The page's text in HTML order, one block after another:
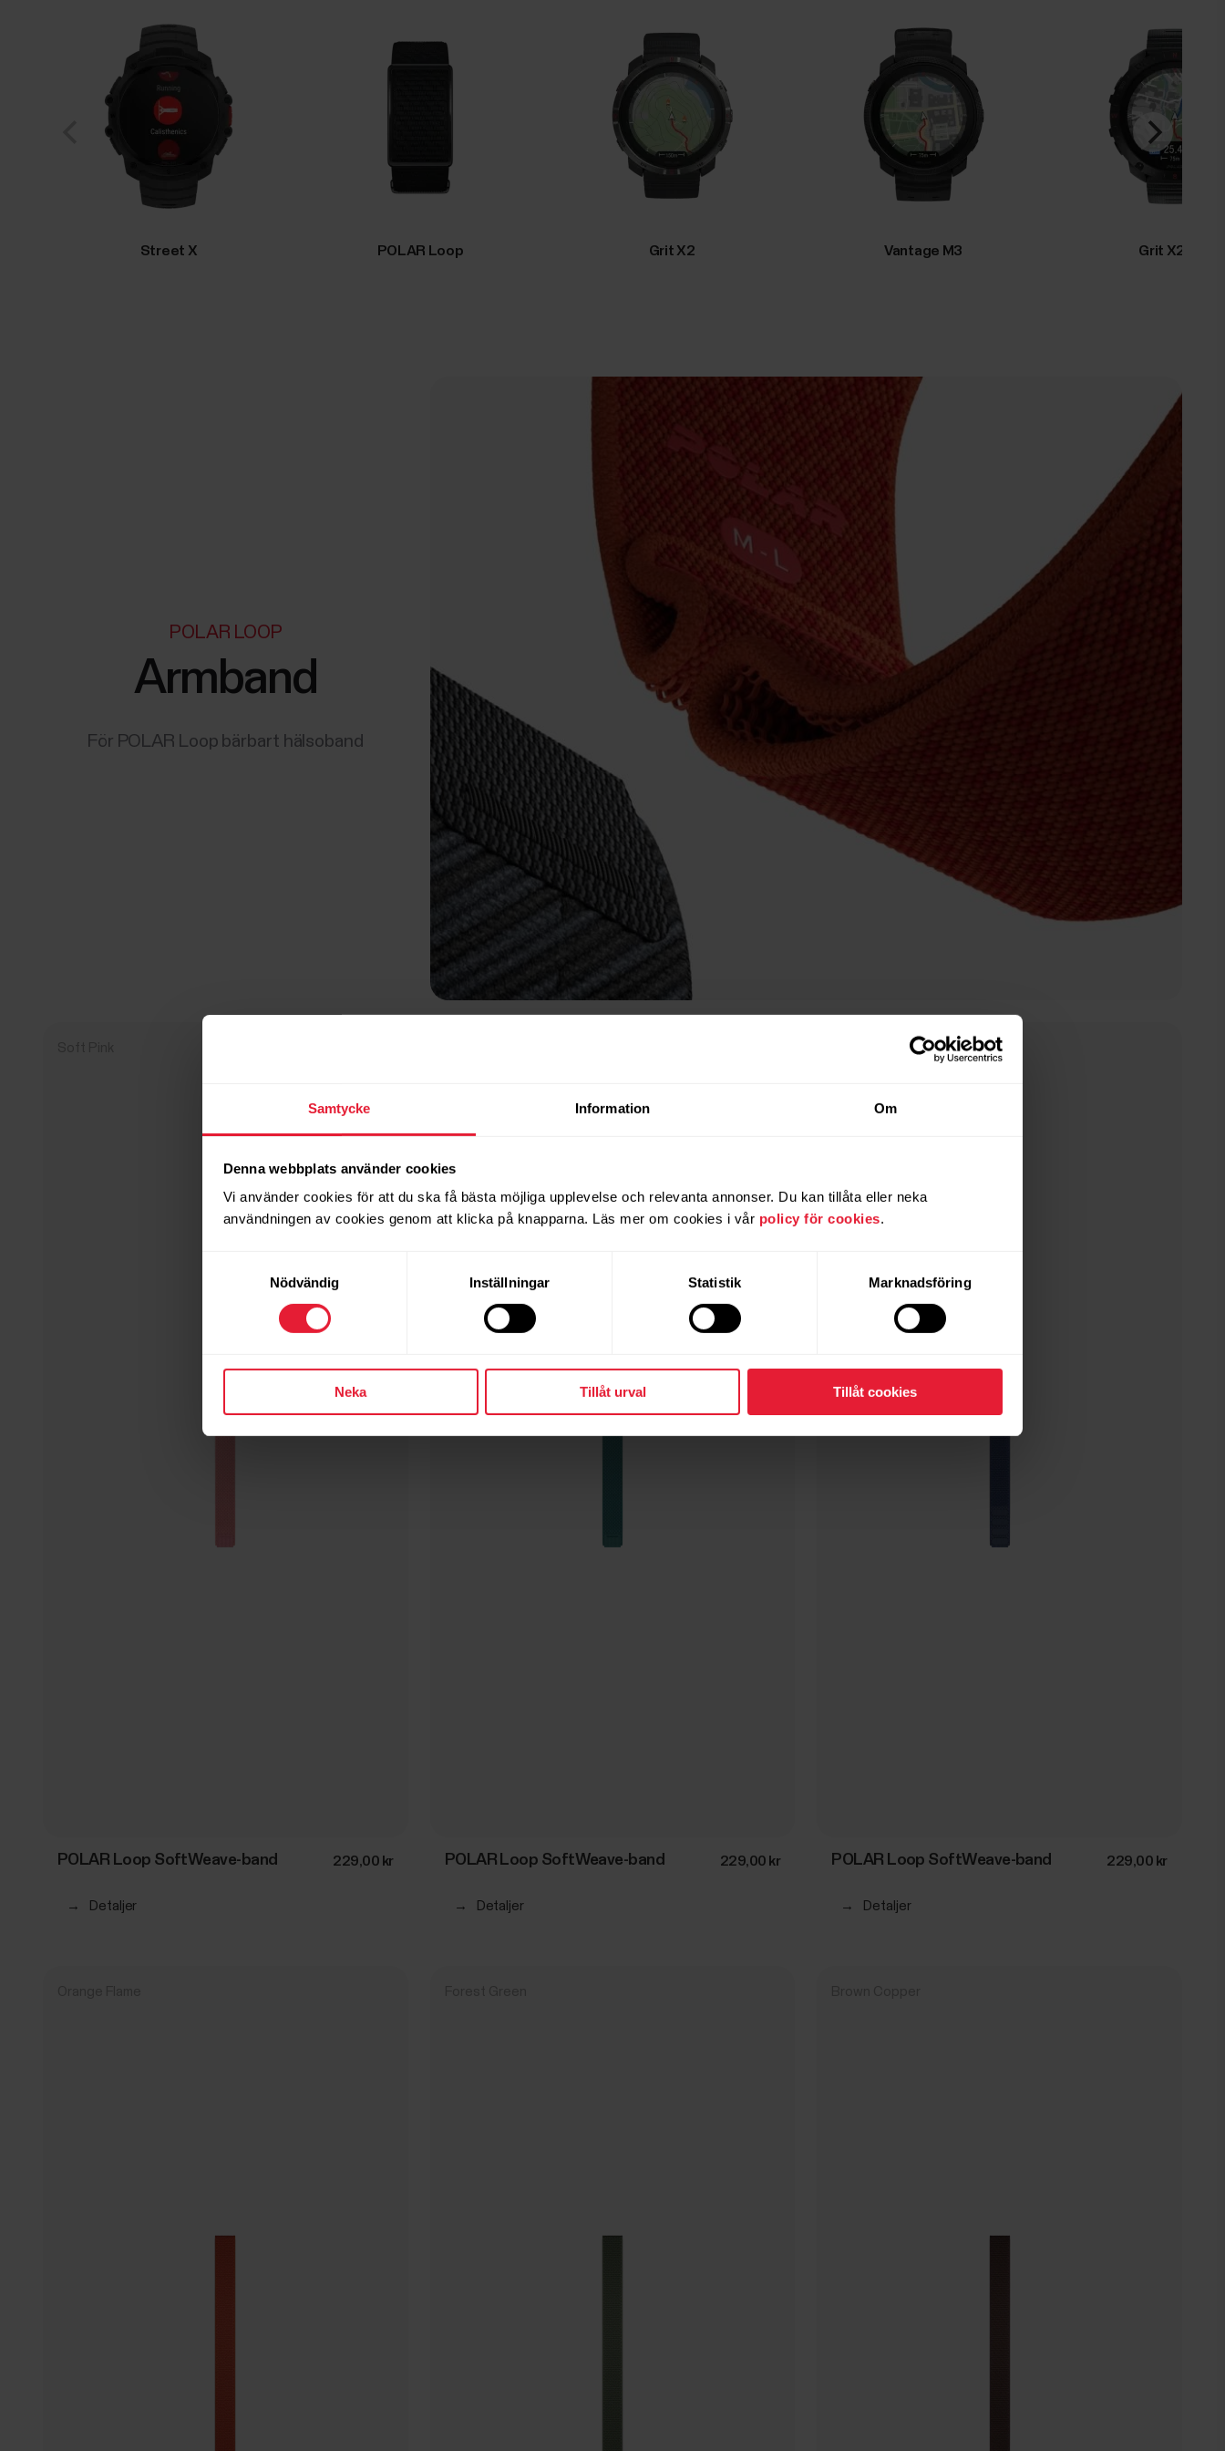
Samtycke Information Om
Denna webbplats använder cookies
Vi använder cookies för att du ska få bästa möjliga upplevelse och relevanta annonser. Du kan tillåta eller neka
användningen av cookies genom att klicka på knapparna. Läs mer om cookies i vår policy för cookies.
Nödvändig
Inställningar Statistik Marknadsföring
Neka Tillåt urval Tillåt cookies
Street X POLAR Loop Grit X2 Vantage M3 Grit X2 Pro
POLAR LOOP
Armband
För POLAR Loop bärbart hälsoband
POLAR Loop SoftWeave-band 229,00 kr
→ Detaljer
POLAR Loop SoftWeave-band 229,00 kr
→ Detaljer
POLAR Loop SoftWeave-band 229,00 kr
→ Detaljer